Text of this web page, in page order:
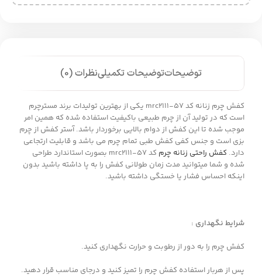
توضیحاتتوضیحات تکمیلینظرات (0)
کفش چرم زنانه کد mrc2111-57 یکی از بهترین تولیدات برند مسترچرم
است که در تولید آن از چرم طبیعی باکیفیت استفاده شده که همین امر
موجب شده تا این کفش از دوام بالایی برخوردار باشد. آستر کفش از چرم
بزی است و جنس کفی کفش طبی تمام چرم می باشد و قابلیت ارتجاعی
دارد. کفش راحتی زنانه چرم
کد mrc2111-57 بصورت استاندارد طراحی
شده و شما میتوانید مدت زمان طولانی کفش را به پا داشته باشید بدون
اینکه احساس فشار یا خستگی داشته باشید.
شرایط نگهداری :
کفش چرم را به دور از رطوبت و حرارت نگهداری کنید.
پس از هربار استفاده کفش چرم را تمیز کنید و درجای مناسب قرار دهید.